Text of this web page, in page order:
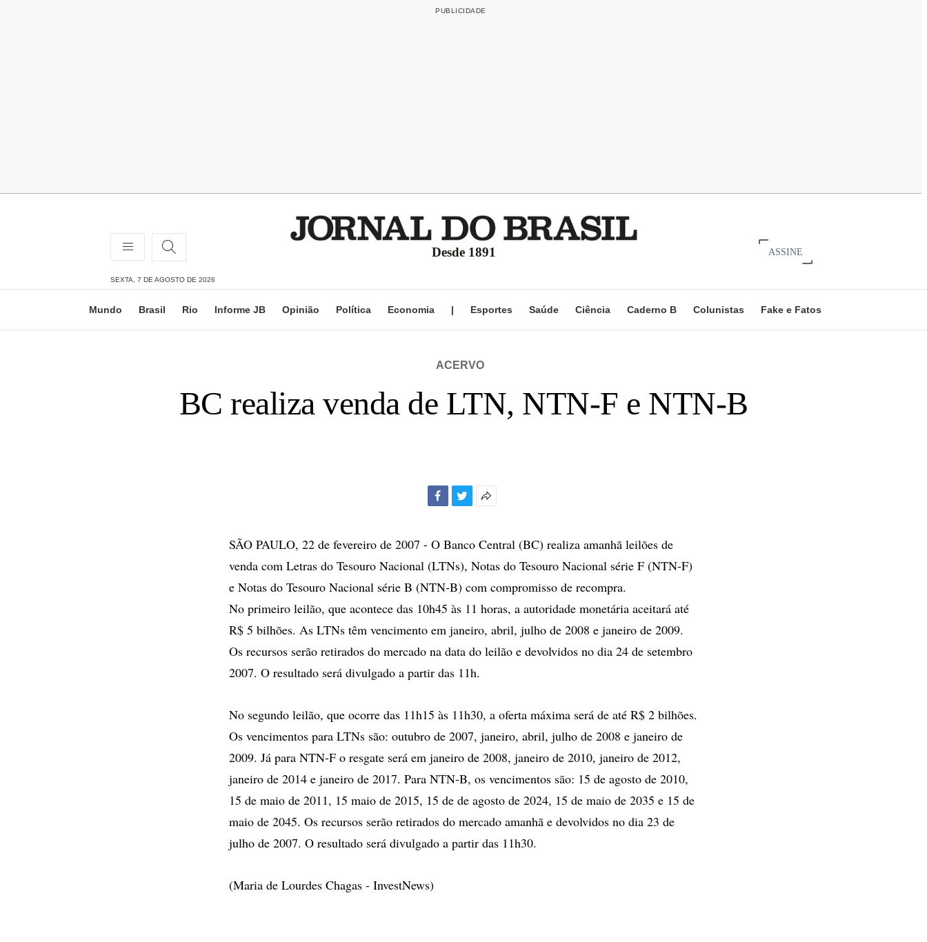
Desde 1891 ASSINE
SEXTA, 7 DE AGOSTO DE 2026
Mundo Brasil Rio Informe JB Opinião Política Economia | Esportes Saúde Ciência Caderno B Colunistas Fake e Fatos
ACERVO
BC realiza venda de LTN, NTN-F e NTN-B
compartilhamento
SÃO PAULO, 22 de fevereiro de 2007 - O Banco Central (BC) realiza amanhã leilões de
venda com Letras do Tesouro Nacional (LTNs), Notas do Tesouro Nacional série F (NTN-F)
e Notas do Tesouro Nacional série B (NTN-B) com compromisso de recompra.
No primeiro leilão, que acontece das 10h45 às 11 horas, a autoridade monetária aceitará até
R$ 5 bilhões. As LTNs têm vencimento em janeiro, abril, julho de 2008 e janeiro de 2009.
Os recursos serão retirados do mercado na data do leilão e devolvidos no dia 24 de setembro
2007. O resultado será divulgado a partir das 11h.
No segundo leilão, que ocorre das 11h15 às 11h30, a oferta máxima será de até R$ 2 bilhões.
Os vencimentos para LTNs são: outubro de 2007, janeiro, abril, julho de 2008 e janeiro de
2009. Já para NTN-F o resgate será em janeiro de 2008, janeiro de 2010, janeiro de 2012,
janeiro de 2014 e janeiro de 2017. Para NTN-B, os vencimentos são: 15 de agosto de 2010,
15 de maio de 2011, 15 maio de 2015, 15 de de agosto de 2024, 15 de maio de 2035 e 15 de
maio de 2045. Os recursos serão retirados do mercado amanhã e devolvidos no dia 23 de
julho de 2007. O resultado será divulgado a partir das 11h30.
(Maria de Lourdes Chagas - InvestNews)